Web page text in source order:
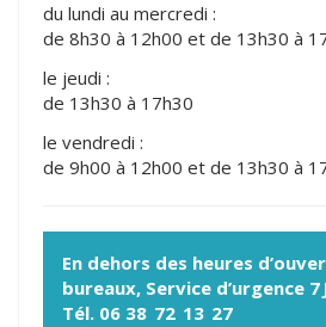
du lundi au mercredi :
de 8h30 à 12h00 et de 13h30 à
le jeudi :
de 13h30 à 17h30
le vendredi :
de 9h00 à 12h00 et de 13h30 à
En dehors des heures
bureaux, Service d’urgence 7
Tél. 06 38 72 13 27